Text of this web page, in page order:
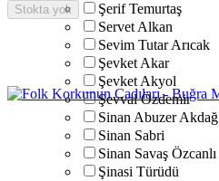
Şerif Temurtaş
Servet Alkan
Sevim Tutar Arıcak
Şevket Akar
Şevket Akyol
Şevval Özdemir
Sinan Abuzer Akdağ
Sinan Sabri
Sinan Savaş Özcanlı
Şinasi Türüdü
Stokta yok